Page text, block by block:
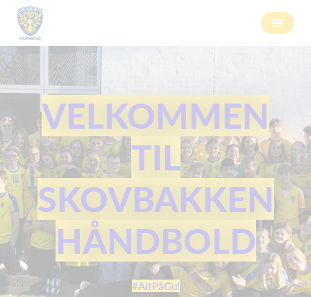
VELKOMMEN
TIL
SKOVBAKKEN
HÅNDBOLD
#AltPåGul